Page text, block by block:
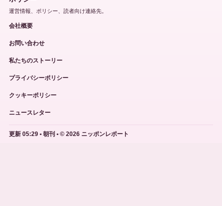
運営情報、ポリシー、読者向け連絡先。
会社概要
お問い合わせ
私たちのストーリー
プライバシーポリシー
クッキーポリシー
ニュースレター
更新 05:29 • 朝刊 • © 2026 ニッポンレポート